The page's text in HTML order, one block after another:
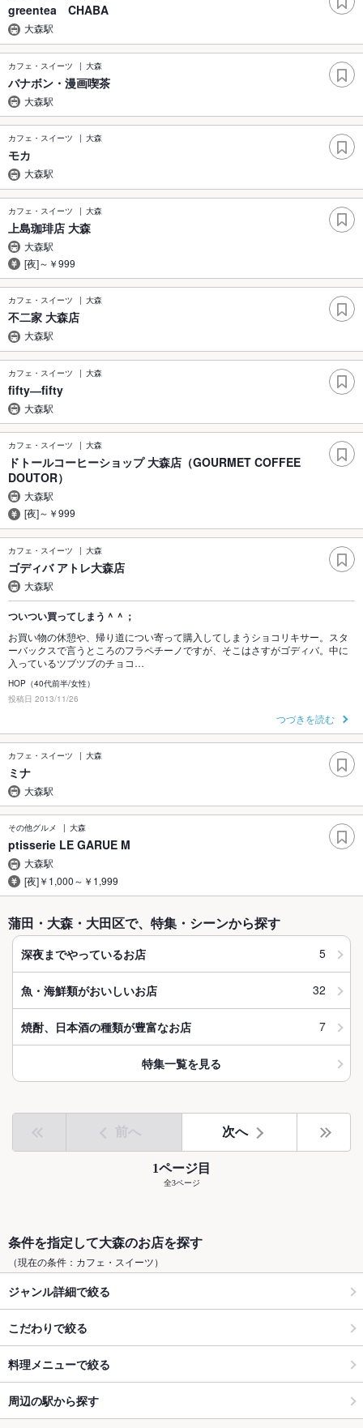
greentea CHABA
大森駅
カフェ・スイーツ 大森
バナボン・漫画喫茶
大森駅
カフェ・スイーツ 大森
モカ
大森駅
カフェ・スイーツ 大森
上島珈琲店 大森
大森駅
[夜]～￥999
カフェ・スイーツ 大森
不二家 大森店
大森駅
カフェ・スイーツ 大森
fifty―fifty
大森駅
カフェ・スイーツ 大森
ドトールコーヒーショップ 大森店（GOURMET COFFEE
DOUTOR）
大森駅
[夜]～￥999
カフェ・スイーツ 大森
ゴディバ アトレ大森店
大森駅
ついつい買ってしまう＾＾；
お買い物の休憩や、帰り道につい寄って購入してしまうショコリキサー。スタ
ーバックスで言うところのフラペチーノですが、そこはさすがゴディバ。中に
入っているツブツブのチョコ…
HOP（40代前半/女性）
投稿日 2013/11/26
つづきを読む
カフェ・スイーツ 大森
ミナ
大森駅
その他グルメ 大森
ptisserie LE GARUE M
大森駅
[夜]￥1,000～￥1,999
蒲田・大森・大田区で、特集・シーンから探す
深夜までやっているお店 5
魚・海鮮類がおいしいお店 32
焼酎、日本酒の種類が豊富なお店 7
特集一覧を見る
前へ 次へ
1ページ目
全3ページ
条件を指定して大森のお店を探す
（現在の条件：カフェ・スイーツ）
ジャンル詳細で絞る
こだわりで絞る
料理メニューで絞る
周辺の駅から探す